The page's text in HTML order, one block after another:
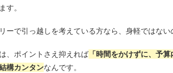
す。
ーで引っ越しを考えている方なら、身軽ではない
、ポイントさえ抑えれば 「時間をかけずに、予
構カンタンなんです。